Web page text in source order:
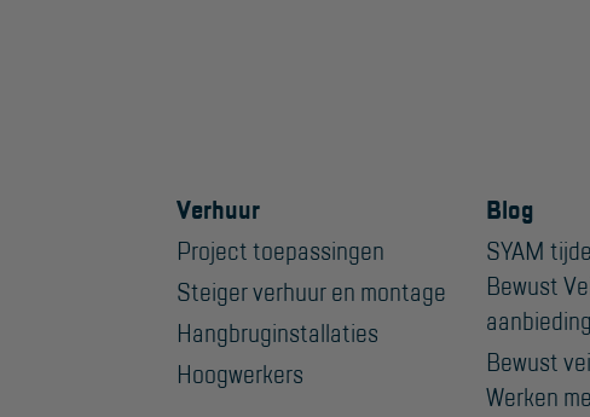
Verhuur
Project toepassingen
Steiger verhuur en montage
Hangbruginstallaties
Hoogwerkers
Blog
SYAM
Bewust
aanbieding
Bewust
Werken